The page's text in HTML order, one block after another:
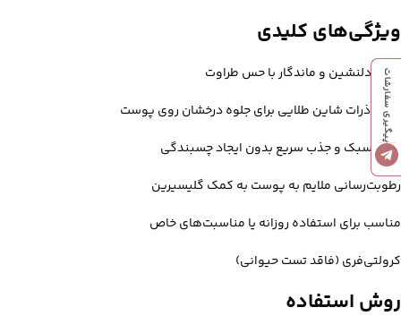
ویژگی‌های کلیدی
رایحه دلنشین و ماندگار با حس طراوت
دارای ذرات شاین طلایی برای جلوه درخشان روی پوست
بافت سبک و جذب سریع بدون ایجاد چسبندگی
رطوبت‌رسانی ملایم به پوست به کمک گلیسیرین
مناسب برای استفاده روزانه یا مناسبت‌های خاص
کرولتی‌فری (فاقد تست حیوانی)
روش استفاده
پیگیری سفارشات